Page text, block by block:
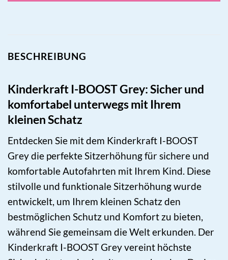
BESCHREIBUNG
Kinderkraft I-BOOST Grey: Sicher und
komfortabel unterwegs mit Ihrem
kleinen Schatz
Entdecken Sie mit dem Kinderkraft I-BOOST
Grey die perfekte Sitzerhöhung für sichere und
komfortable Autofahrten mit Ihrem Kind. Diese
stilvolle und funktionale Sitzerhöhung wurde
entwickelt, um Ihrem kleinen Schatz den
bestmöglichen Schutz und Komfort zu bieten,
während Sie gemeinsam die Welt erkunden. Der
Kinderkraft I-BOOST Grey vereint höchste